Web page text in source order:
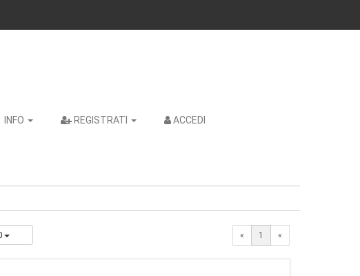
INFO REGISTRATI ACCEDI
« 1 «